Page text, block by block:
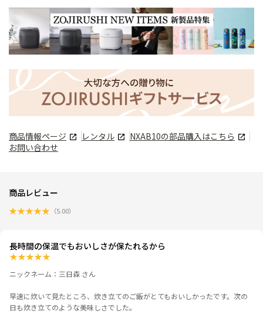
商品情報ページ レンタル NXAB10の部品購入はこちら
お問い合わせ
商品レビュー
★★★★★ （5.00）
長時間の保温でもおいしさが保たれるから
★★★★★
ニックネーム：三日森 さん
早速に炊いて見たところ、炊き立てのご飯がとてもおいしかったです。次の
日も炊き立てのような美味しさでした。